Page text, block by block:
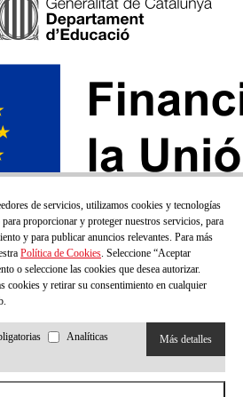
NUESTRO BOLETÍN!
de servicios, utilizamos cookies y tecnologías
proporcionar y proteger nuestros servicios, para
y para publicar anuncios relevantes. Para más
Política de Cookies. Seleccione “Aceptar
o seleccione las cookies que desea autorizar.
cookies y retirar su consentimiento en cualquier
Analíticas
Más detalles